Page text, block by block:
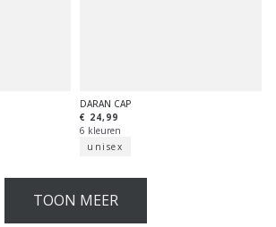
DARAN CAP
€ 24,99
6 kleuren
unisex
TOON MEER